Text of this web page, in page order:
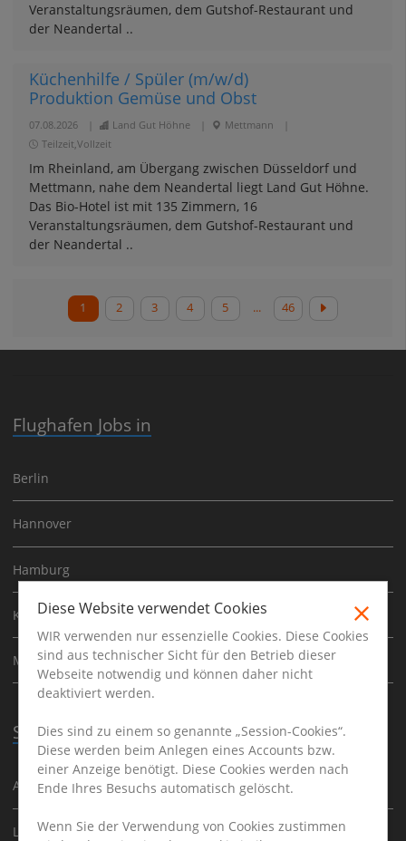
Veranstaltungsräumen, dem Gutshof-Restaurant und
der Neandertal ..
Küchenhilfe / Spüler (m/w/d)
Produktion Gemüse und Obst
07.08.2026 Land Gut Höhne Mettmann
Teilzeit,Vollzeit
Im Rheinland, am Übergang zwischen Düsseldorf und
Mettmann, nahe dem Neandertal liegt Land Gut Höhne.
Das Bio-Hotel ist mit 135 Zimmern, 16
Veranstaltungsräumen, dem Gutshof-Restaurant und
der Neandertal ..
1 2 3 4 5 ... 46
Flughafen Jobs in
Berlin
Hannover
Hamburg
Köln
München
Stellenangebote
Ausbildung
Logistik
Diese Website verwendet Cookies
WIR verwenden nur essenzielle Cookies. Diese Cookies
sind aus technischer Sicht für den Betrieb dieser
Webseite notwendig und können daher nicht
deaktiviert werden.
Dies sind zu einem so genannte „Session-Cookies“.
Diese werden beim Anlegen eines Accounts bzw.
einer Anzeige benötigt. Diese Cookies werden nach
Ende Ihres Besuchs automatisch gelöscht.
Wenn Sie der Verwendung von Cookies zustimmen